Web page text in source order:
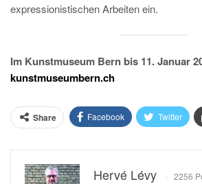
expressionistischen Arbeiten ein.
Im Kunstmuseum Bern bis 11. Januar
kunstmuseumbern.ch
Share Facebook Twitter
Hervé Lévy 2256